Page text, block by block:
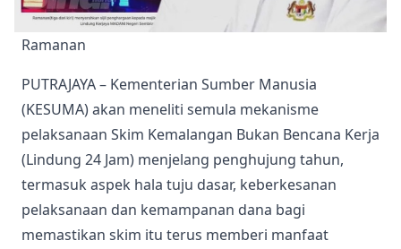
Ramanan
PUTRAJAYA – Kementerian Sumber Manusia
(KESUMA) akan meneliti semula mekanisme
pelaksanaan Skim Kemalangan Bukan Bencana Kerja
(Lindung 24 Jam) menjelang penghujung tahun,
termasuk aspek hala tuju dasar, keberkesanan
pelaksanaan dan kemampanan dana bagi
memastikan skim itu terus memberi manfaat